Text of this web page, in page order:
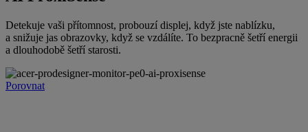
Detekuje vaši přítomnost, probouzí displej, když jste nablízku,
a snižuje jas obrazovky, když se vzdálíte. To bezpracně šetří energii
a dlouhodobě šetří starosti.
Porovnat